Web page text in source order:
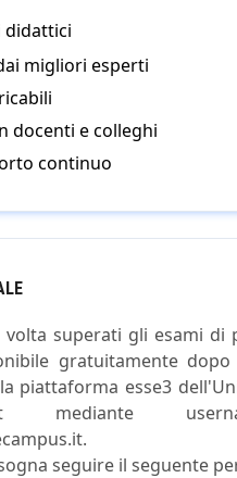
didattici
migliori esperti
docenti e colleghi
continuo
volta superati gli esami
gratuitamente
piattaforma esse3
mediante
seguire il seguente